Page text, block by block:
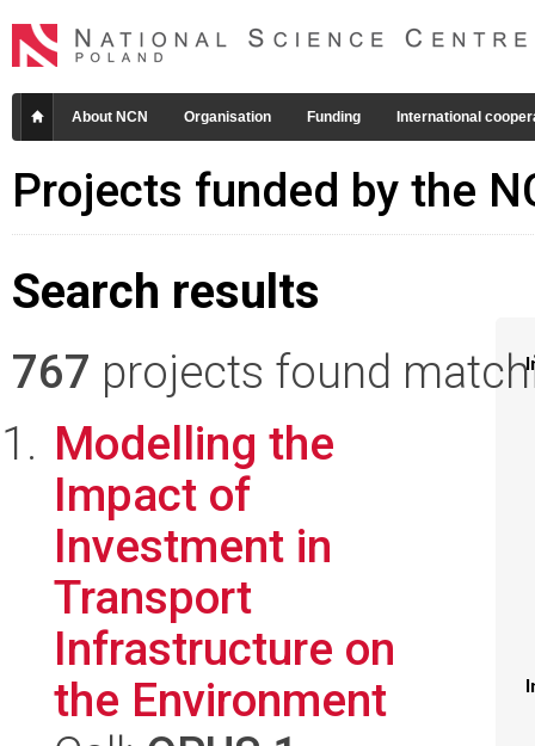
About NCN Organisation Funding International
Projects funded by the
Search results
767 projects found
Modelling the
Impact of
Investment in
Transport
Infrastructure on
the Environment